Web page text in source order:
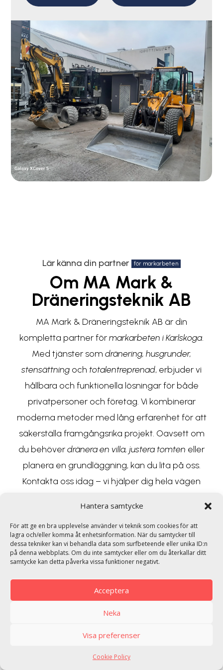
Hantera samtycke
För att ge en bra upplevelse använder vi teknik som cookies för att
lagra och/eller komma åt enhetsinformation. När du samtycker till
dessa tekniker kan vi behandla data som surfbeteende eller unika ID:n
på denna webbplats. Om du inte samtycker eller om du återkallar ditt
samtycke kan detta påverka vissa funktioner negativt.
Acceptera
Neka
Visa preferenser
Cookie Policy
Lär känna din partner för markarbeten
Om MA Mark &
Dräneringsteknik AB
MA Mark & Dräneringsteknik AB är din
kompletta partner förmarkarbeten i Karlskoga.
Med tjänster som dränering, husgrunder,
stensättning och totalentreprenad, erbjuder vi
hållbara och funktionella lösningar för både
privatpersoner och företag. Vi kombinerar
moderna metoder med lång erfarenhet för att
säkerställa framgångsrika projekt. Oavsett om
du behöverdränera en villa, justera tomten eller
planera en grundläggning, kan du lita på oss.
Kontakta oss idag – vi hjälper dig hela vägen
Kontakta oss